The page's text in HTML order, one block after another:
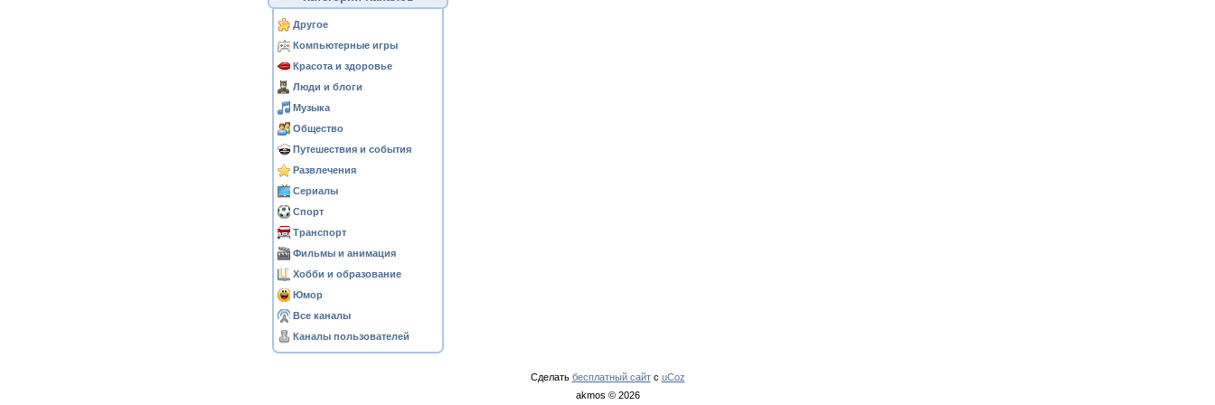
Другое
Компьютерные игры
Красота и здоровье
Люди и блоги
Музыка
Общество
Путешествия и события
Развлечения
Сериалы
Спорт
Транспорт
Фильмы и анимация
Хобби и образование
Юмор
Все каналы
Каналы пользователей
Сделать бесплатный сайтс uCoz
akmos © 2026